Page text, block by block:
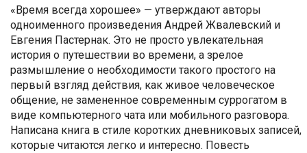
«Время всегда хорошее» — утверждают авторы
одноименного произведения Андрей Жвалевский и
Евгения Пастернак. Это не просто увлекательная
история о путешествии во времени, а зрелое
размышление о необходимости такого простого на
первый взгляд действия, как живое человеческое
общение, не замененное современным суррогатом в
виде компьютерного чата или мобильного разговора.
Написана книга в стиле коротких дневниковых записей,
которые читаются легко и интересно. Повесть